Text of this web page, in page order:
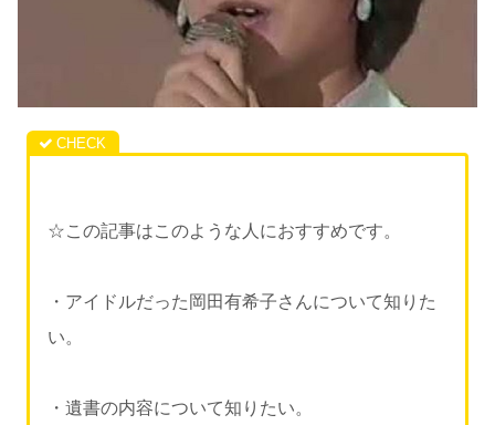
☆この記事はこのような人におすすめです。
・アイドルだった岡田有希子さんについて知りた
い。
・遺書の内容について知りたい。